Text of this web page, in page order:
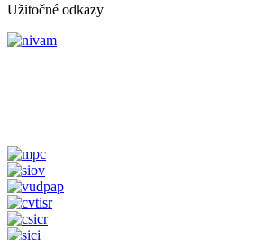
Užitočné odkazy